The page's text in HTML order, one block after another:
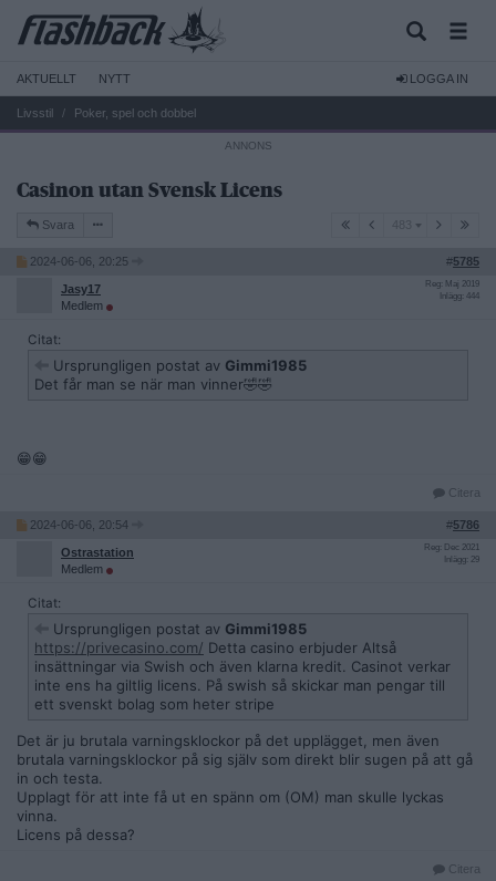
AKTUELLT NYTT LOGGA IN
Livsstil Poker, spel och dobbel
Casinon utan Svensk Licens
Svara 483 483
2024-06-06, 20:25 #5785
Jasy17
Medlem
Reg: Maj 2019
Inlägg: 444
Citat:
Ursprungligen postat av Gimmi1985
Det får man se när man vinner🤣🤣
😁😁
Citera
2024-06-06, 20:54 #5786
Ostrastation
Medlem
Reg: Dec 2021
Inlägg: 29
Citat:
Ursprungligen postat av Gimmi1985
https://privecasino.com/ Detta casino erbjuder Altså
insättningar via Swish och även klarna kredit. Casinot verkar
inte ens ha giltlig licens. På swish så skickar man pengar till
ett svenskt bolag som heter stripe
Det är ju brutala varningsklockor på det upplägget, men även
brutala varningsklockor på sig själv som direkt blir sugen på att gå
in och testa.
Upplagt för att inte få ut en spänn om (OM) man skulle lyckas
vinna.
Licens på dessa?
Citera